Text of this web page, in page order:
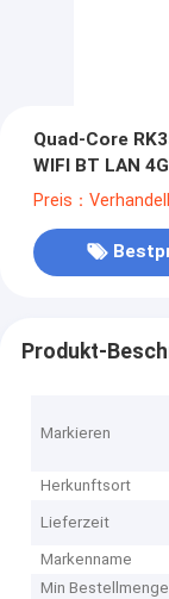
Quad-Core
WIFI BT LAN
Preis：
Produkt-
Markieren
Herkunftsort
Lieferzeit
Markenname
Min Bestellmenge